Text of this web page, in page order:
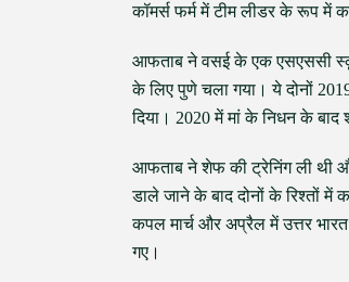
कॉमर्स फर्म में टीम लीडर के रूप में
आफताब ने वसई के एक एसएससी
के लिए पुणे चला गया। ये दोनों
दिया। 2020 में मां के निधन के
आफताब ने शेफ की ट्रेनिंग ली थी और
डाले जाने के बाद दोनों के रिश्तों
कपल मार्च और अप्रैल में उत्तर
गए।